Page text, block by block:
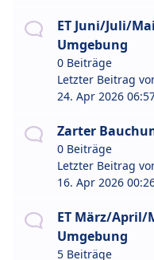
ET Juni/Juli/
Umgebung
0 Beiträge
Letzter Beitrag
24. Apr 2026
Zarter
0 Beiträge
Letzter Beitrag
16. Apr 2026
ET März/April/
Umgebung
5 Beiträge